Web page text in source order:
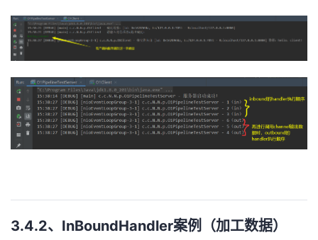
3.4.2、InBoundHandler案例（加工数据）